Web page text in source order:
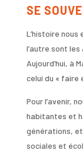
SE
L’histoire nous
l’autre sont
Aujourd’hui, à
celui du « faire
Pour l’avenir,
habitantes et
générations,
sociales et